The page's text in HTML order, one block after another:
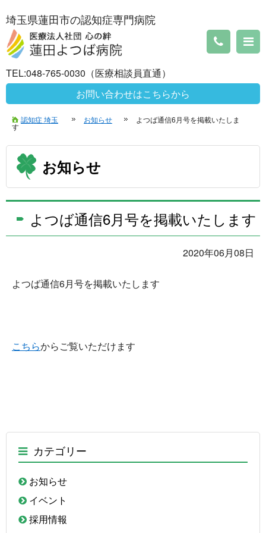
埼玉県蓮田市の認知症専門病院
TEL:048-765-0030（医療相談員直通）
お問い合わせはこちらから
認知症 埼玉 お知らせ よつば通信6月号を掲載いたしま
す
お知らせ
よつば通信6月号を掲載いたします
2020年06月08日
よつば通信6月号を掲載いたします
こちらからご覧いただけます
カテゴリー
お知らせ
イベント
採用情報